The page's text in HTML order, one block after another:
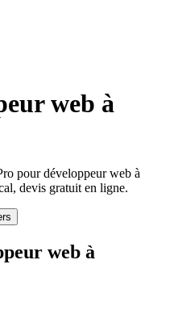
web à
pourdéveloppeur web à
devis gratuit en ligne.
web à